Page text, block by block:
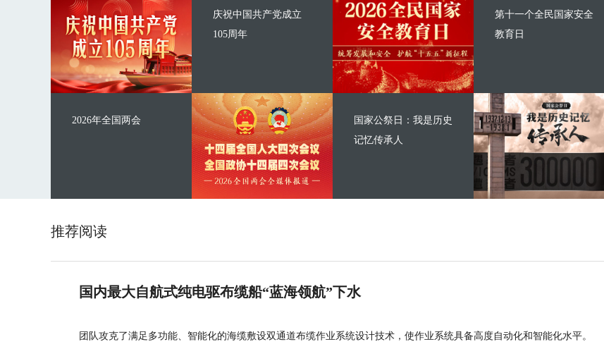
庆祝中国共产党成立
105周年
2026年全国两会
第十一个全民国家安全
教育日
国家公祭日：我是历史
记忆传承人
推荐阅读
国内最大自航式纯电驱布缆船“蓝海领航”下水
团队攻克了满足多功能、智能化的海缆敷设双通道布缆作业系统设计技术，使作业系统具备高度自动化和智能化水平。